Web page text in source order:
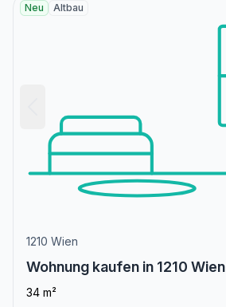
Neu Altbau
1210 Wien
Wohnung kaufen in 1210 Wien
34 m²